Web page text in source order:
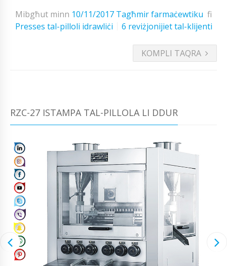
Mibgħut minn 10/11/2017 Tagħmir farmaċewtiku fi
Presses tal-pilloli idrawliċi
6 reviżjonijiet tal-klijenti
KOMPLI TAQRA
RZC-27 ISTAMPA TAL-PILLOLA LI DDUR